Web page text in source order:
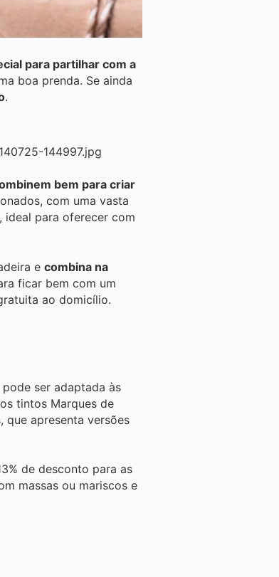
para partilhar com a
boa prenda. Se ainda
.
bem para criar
com uma vasta
ideal para oferecer com
e combina na
ficar bem com um
ao domicílio.
ser adaptada às
tintos Marques de
que apresenta versões
de desconto para as
massas ou mariscos e